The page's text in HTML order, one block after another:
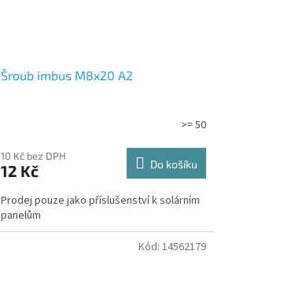
Šroub imbus M8x20 A2
>= 50
10 Kč bez DPH
12 Kč Do košíku
Prodej pouze jako příslušenství k solárním
panelům
Kód: 14562179